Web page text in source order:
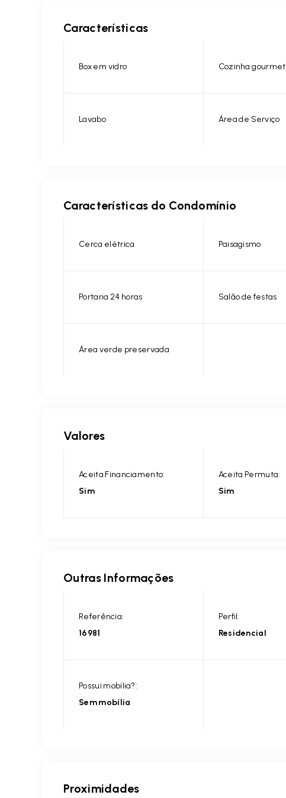
Características
Box em vidro Cozinha gourmet
Lavabo Área de Serviço
Características do Condomínio
Cerca elétrica Paisagismo
Portaria 24 horas Salão de festas
Área verde preservada
Valores
Aceita Financiamento:
Sim
Aceita Permuta:
Sim
Outras Informações
Referência:
16981
Perfil:
Residencial
Possui mobília?:
Sem mobília
Proximidades